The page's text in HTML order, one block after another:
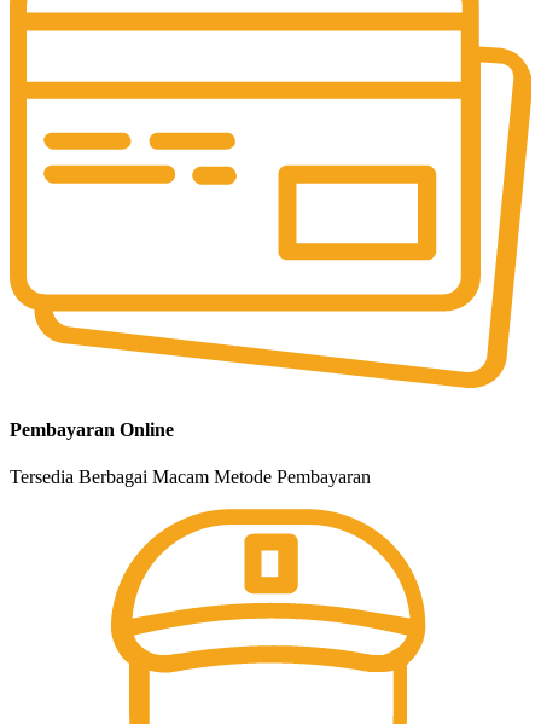
Pembayaran Online
Tersedia Berbagai Macam Metode Pembayaran